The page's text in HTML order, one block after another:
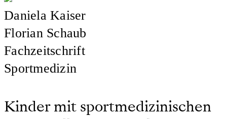
Daniela Kaiser
Florian Schaub
Fachzeitschrift
Sportmedizin
Kinder mit sportmedizinischen